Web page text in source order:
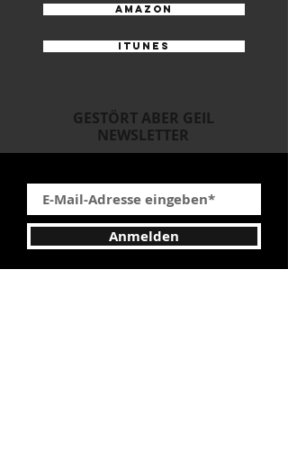
AMAZON
itunes
GESTÖRT ABER GEIL
NEWSLETTER
Anmelden